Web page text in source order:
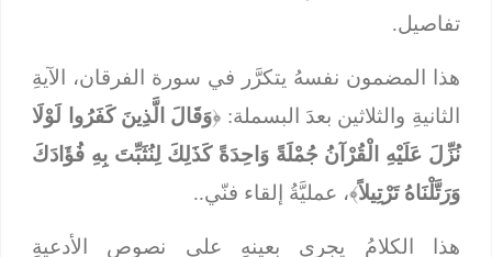
تفاصيل.
هذا المضمون نفسهُ يتكرَّر في سورة الفرقان، الآيةِ
الثانيةِ والثلاثين بعدَ البسملة: ﴿وَقَالَ الَّذِينَ كَفَرُوا لَوْلَا
نُزِّلَ عَلَيْهِ الْقُرْآنُ جُمْلَةً وَاحِدَةً كَذَلِكَ لِنُثَبِّتَ بِهِ فُؤَادَكَ
وَرَتَّلْنَاهُ تَرْتِيلاً﴾، عمليَّةُ إلقاء فنّي..
هذا الكلامُ يجري بعينهِ على نصوص الأدعيةِ